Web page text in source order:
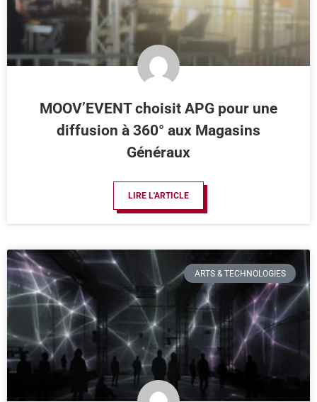
MOOV’EVENT choisit APG pour une
diffusion à 360° aux Magasins
Généraux
LIRE L'ARTICLE
ARTS & TECHNOLOGIES